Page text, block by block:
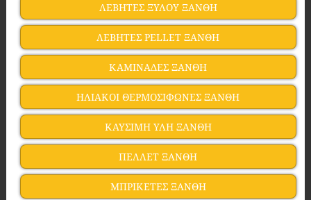
ΛΕΒΗΤΕΣ ΞΥΛΟΥ ΞΑΝΘΗ
ΛΕΒΗΤΕΣ PELLET ΞΑΝΘΗ
ΚΑΜΙΝΑΔΕΣ ΞΑΝΘΗ
ΗΛΙΑΚΟΙ ΘΕΡΜΟΣΙΦΩΝΕΣ ΞΑΝΘΗ
ΚΑΥΣΙΜΗ ΥΛΗ ΞΑΝΘΗ
ΠΕΛΛΕΤ ΞΑΝΘΗ
ΜΠΡΙΚΕΤΕΣ ΞΑΝΘΗ